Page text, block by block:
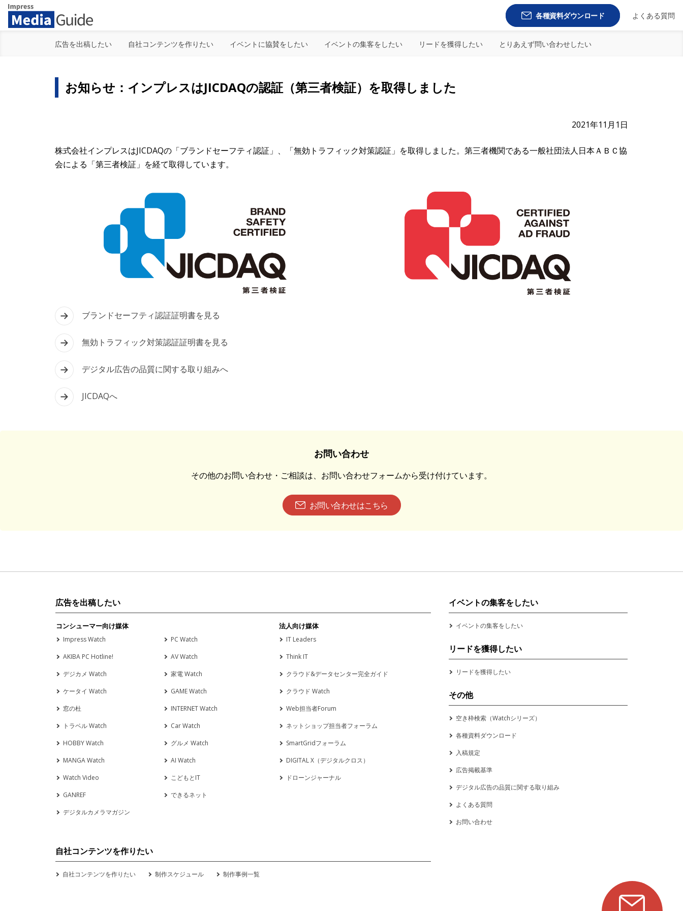
各種資料ダウンロード よくある質問
広告を出稿したい 自社コンテンツを作りたい イベントに協賛をしたい イベントの集客をしたい リードを獲得したい とりあえず問い合わせしたい
お知らせ：インプレスはJICDAQの認証（第三者検証）を取得しました
2021年11月1日
株式会社インプレスはJICDAQの「ブランドセーフティ認証」、「無効トラフィック対策認証」を取得しました。第三者機関である一般社団法人日本ＡＢＣ協
会による「第三者検証」を経て取得しています。
ブランドセーフティ認証証明書を見る
無効トラフィック対策認証証明書を見る
デジタル広告の品質に関する取り組みへ
JICDAQへ
お問い合わせ
その他のお問い合わせ・ご相談は、お問い合わせフォームから受け付けています。
お問い合わせはこちら
広告を出稿したい
コンシューマー向け媒体
Impress Watch
PC Watch
AKIBA PC Hotline!
AV Watch
デジカメ Watch
家電 Watch
ケータイ Watch
GAME Watch
窓の杜
INTERNET Watch
トラベル Watch
Car Watch
HOBBY Watch
グルメ Watch
MANGA Watch
AI Watch
Watch Video
こどもとIT
GANREF
できるネット
デジタルカメラマガジン
法人向け媒体
IT Leaders
Think IT
クラウド&データセンター完全ガイド
クラウド Watch
Web担当者Forum
ネットショップ担当者フォーラム
SmartGridフォーラム
DIGITAL X（デジタルクロス）
ドローンジャーナル
自社コンテンツを作りたい
自社コンテンツを作りたい 制作スケジュール 制作事例一覧
イベントの集客をしたい
イベントの集客をしたい
リードを獲得したい
リードを獲得したい
その他
空き枠検索（Watchシリーズ）
各種資料ダウンロード
入稿規定
広告掲載基準
デジタル広告の品質に関する取り組み
よくある質問
お問い合わせ